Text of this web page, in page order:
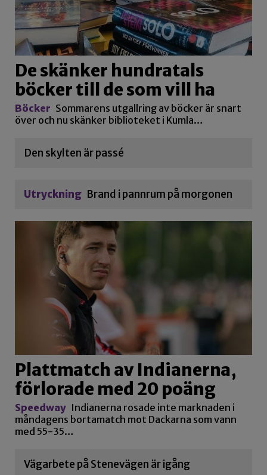
De skänker hundratals
böcker till de som vill ha
Böcker Sommarens utgallring av böcker är snart
över och nu skänker biblioteket i Kumla…
Den skylten är passé
Utryckning Brand i pannrum på morgonen
Plattmatch av Indianerna,
förlorade med 20 poäng
Speedway Indianerna rosade inte marknaden i
måndagens bortamatch mot Dackarna som vann
med 55-35…
Vägarbete på Stenevägen är igång